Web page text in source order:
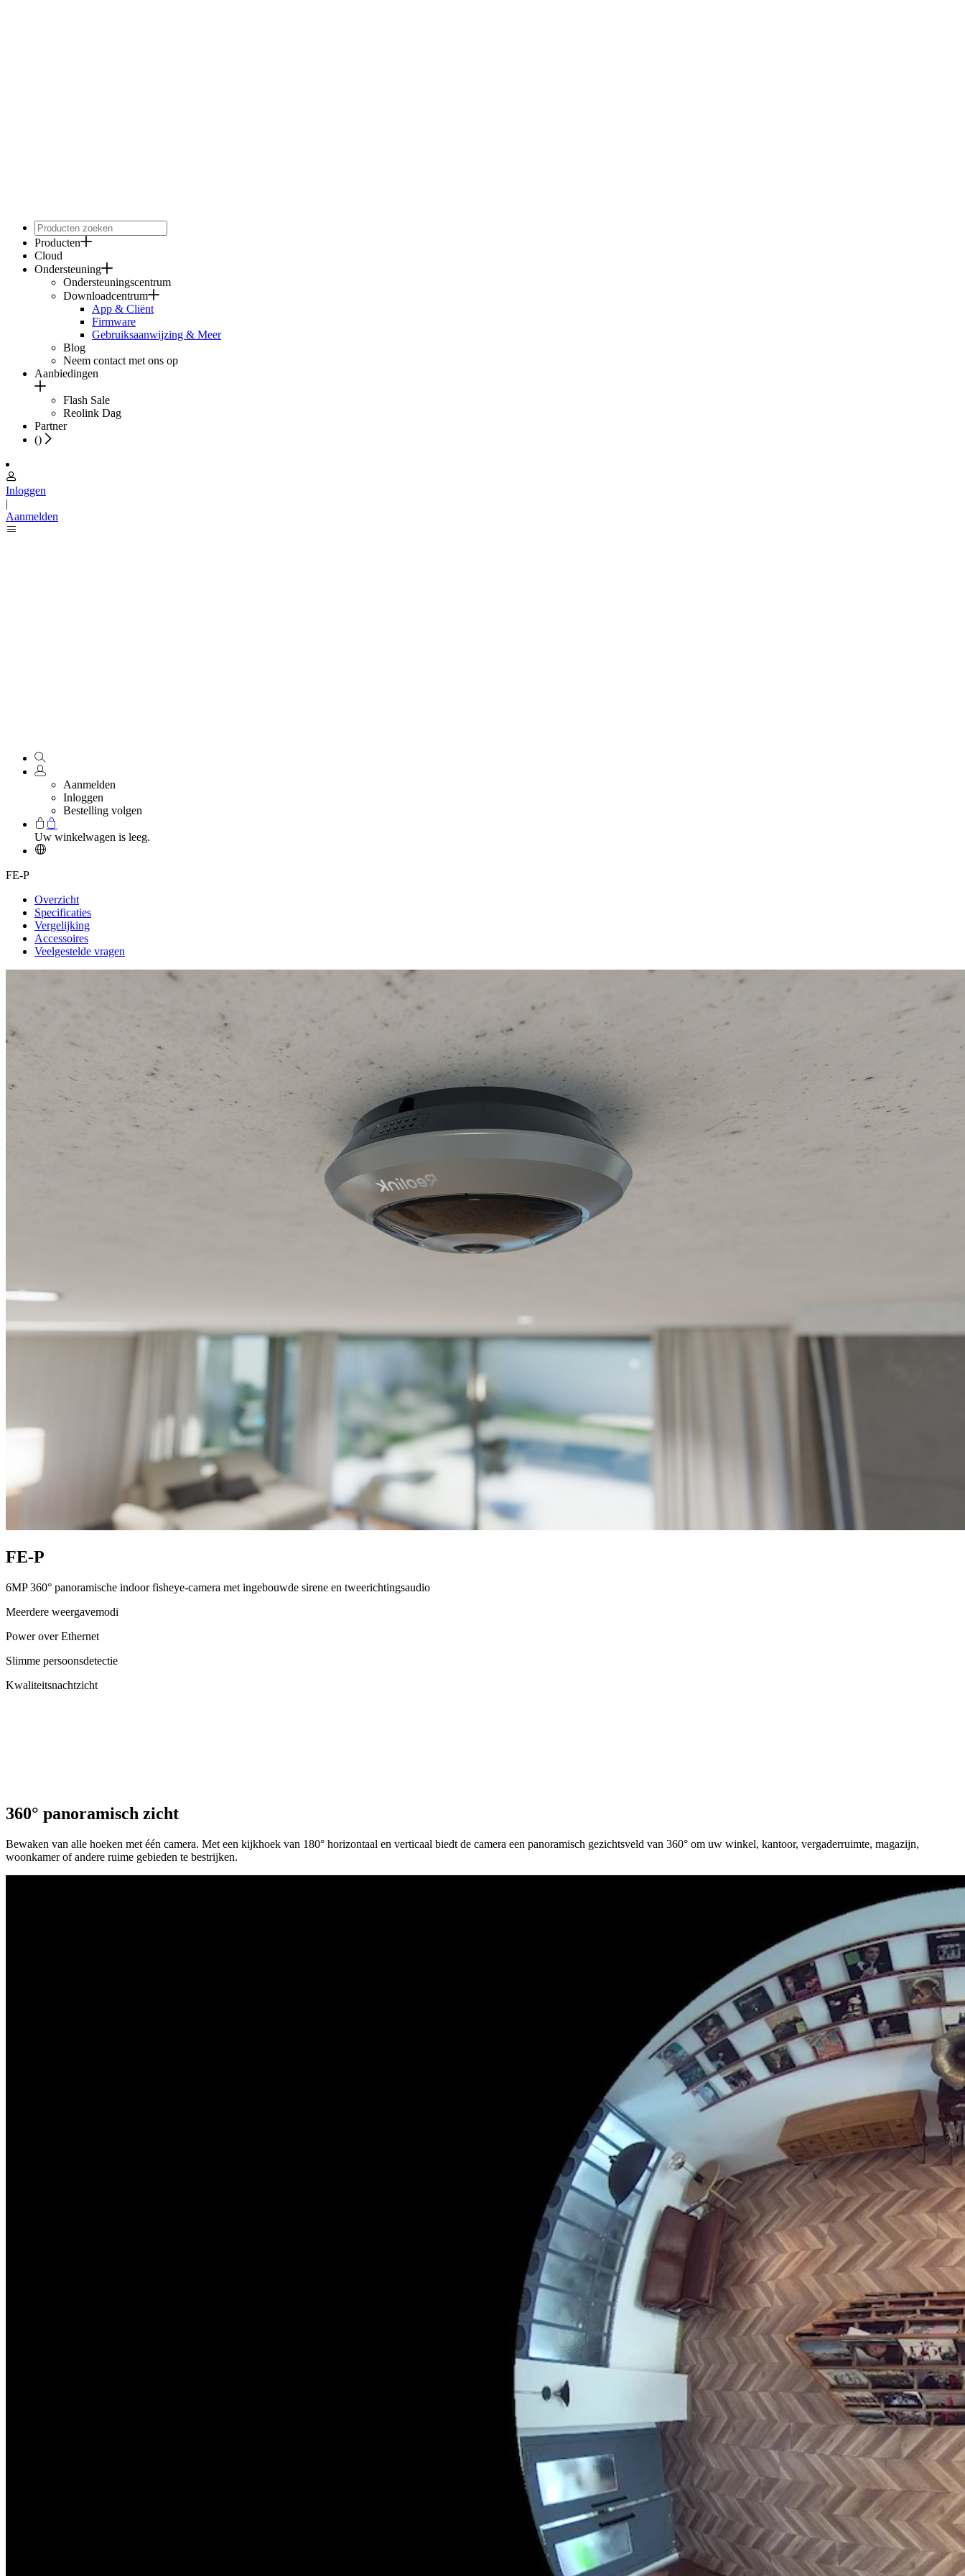
Producten
Cloud
Ondersteuning
Ondersteuningscentrum
Downloadcentrum
App & Cliënt
Firmware
Gebruiksaanwijzing & Meer
Blog
Neem contact met ons op
Aanbiedingen
Flash Sale
Reolink Dag
Partner
()
Inloggen
|
Aanmelden
Aanmelden
Inloggen
Bestelling volgen
Uw winkelwagen is leeg.
FE-P
Overzicht
Specificaties
Vergelijking
Accessoires
Veelgestelde vragen
FE-P
6MP 360° panoramische indoor fisheye-camera met ingebouwde sirene en tweerichtingsaudio
Meerdere weergavemodi
Power over Ethernet
Slimme persoonsdetectie
Kwaliteitsnachtzicht
360° panoramisch zicht
Bewaken van alle hoeken met één camera. Met een kijkhoek van 180° horizontaal en verticaal biedt de camera een panoramisch gezichtsveld van 360° om uw winkel, kantoor, vergaderruimte, magazijn,
woonkamer of andere ruime gebieden te bestrijken.